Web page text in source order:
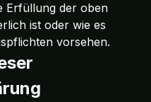
Erfüllung der oben
ist oder wie es
vorsehen.